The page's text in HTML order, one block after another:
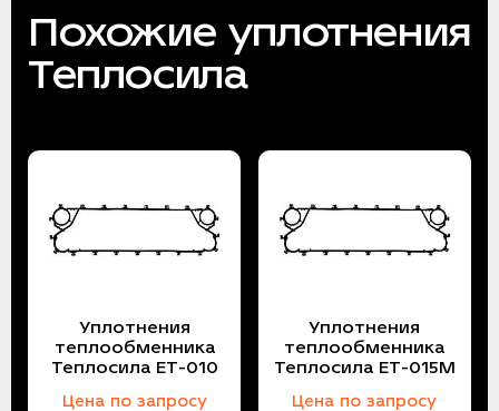
Похожие уплотнения
Теплосила
Уплотнения
теплообменника
Теплосила ЕТ-010
Цена по запросу
Уплотнения
теплообменника
Теплосила ЕТ-015M
Цена по запросу